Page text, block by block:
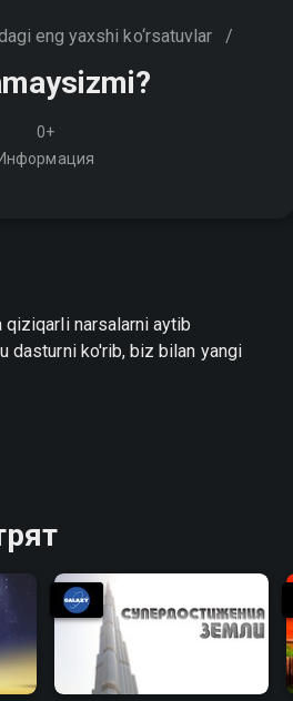
eng yaxshi ko‘rsatuvlar /
0+
Информация
qiziqarli narsalarni aytib
dasturni ko'rib, biz bilan yangi